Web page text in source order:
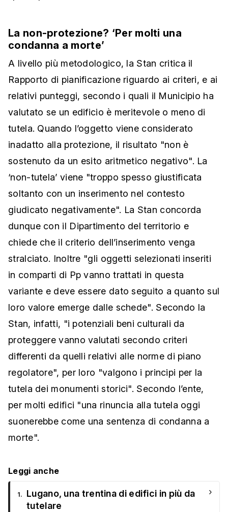
La non-protezione? ‘Per molti una
condanna a morte’
A livello più metodologico, la Stan critica il
Rapporto di pianificazione riguardo ai criteri, e ai
relativi punteggi, secondo i quali il Municipio ha
valutato se un edificio è meritevole o meno di
tutela. Quando l’oggetto viene considerato
inadatto alla protezione, il risultato "non è
sostenuto da un esito aritmetico negativo". La
‘non-tutela’ viene "troppo spesso giustificata
soltanto con un inserimento nel contesto
giudicato negativamente". La Stan concorda
dunque con il Dipartimento del territorio e
chiede che il criterio dell’inserimento venga
stralciato. Inoltre "gli oggetti selezionati inseriti
in comparti di Pp vanno trattati in questa
variante e deve essere dato seguito a quanto sul
loro valore emerge dalle schede". Secondo la
Stan, infatti, "i potenziali beni culturali da
proteggere vanno valutati secondo criteri
differenti da quelli relativi alle norme di piano
regolatore", per loro "valgono i principi per la
tutela dei monumenti storici". Secondo l’ente,
per molti edifici "una rinuncia alla tutela oggi
suonerebbe come una sentenza di condanna a
morte".
Leggi anche
1.
Lugano, una trentina di edifici in più da
tutelare
›